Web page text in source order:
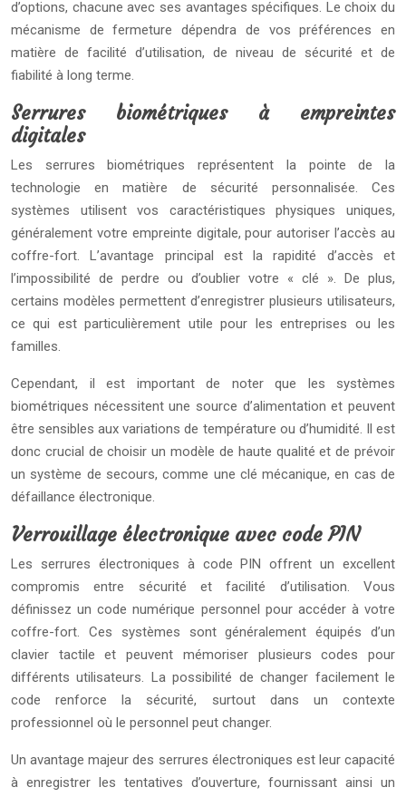
d’options, chacune avec ses avantages spécifiques. Le choix du
mécanisme de fermeture dépendra de vos préférences en
matière de facilité d’utilisation, de niveau de sécurité et de
fiabilité à long terme.
Serrures biométriques à empreintes
digitales
Les serrures biométriques représentent la pointe de la
technologie en matière de sécurité personnalisée. Ces
systèmes utilisent vos caractéristiques physiques uniques,
généralement votre empreinte digitale, pour autoriser l’accès au
coffre-fort. L’avantage principal est la rapidité d’accès et
l’impossibilité de perdre ou d’oublier votre « clé ». De plus,
certains modèles permettent d’enregistrer plusieurs utilisateurs,
ce qui est particulièrement utile pour les entreprises ou les
familles.
Cependant, il est important de noter que les systèmes
biométriques nécessitent une source d’alimentation et peuvent
être sensibles aux variations de température ou d’humidité. Il est
donc crucial de choisir un modèle de haute qualité et de prévoir
un système de secours, comme une clé mécanique, en cas de
défaillance électronique.
Verrouillage électronique avec code PIN
Les serrures électroniques à code PIN offrent un excellent
compromis entre sécurité et facilité d’utilisation. Vous
définissez un code numérique personnel pour accéder à votre
coffre-fort. Ces systèmes sont généralement équipés d’un
clavier tactile et peuvent mémoriser plusieurs codes pour
différents utilisateurs. La possibilité de changer facilement le
code renforce la sécurité, surtout dans un contexte
professionnel où le personnel peut changer.
Un avantage majeur des serrures électroniques est leur capacité
à enregistrer les tentatives d’ouverture, fournissant ainsi un